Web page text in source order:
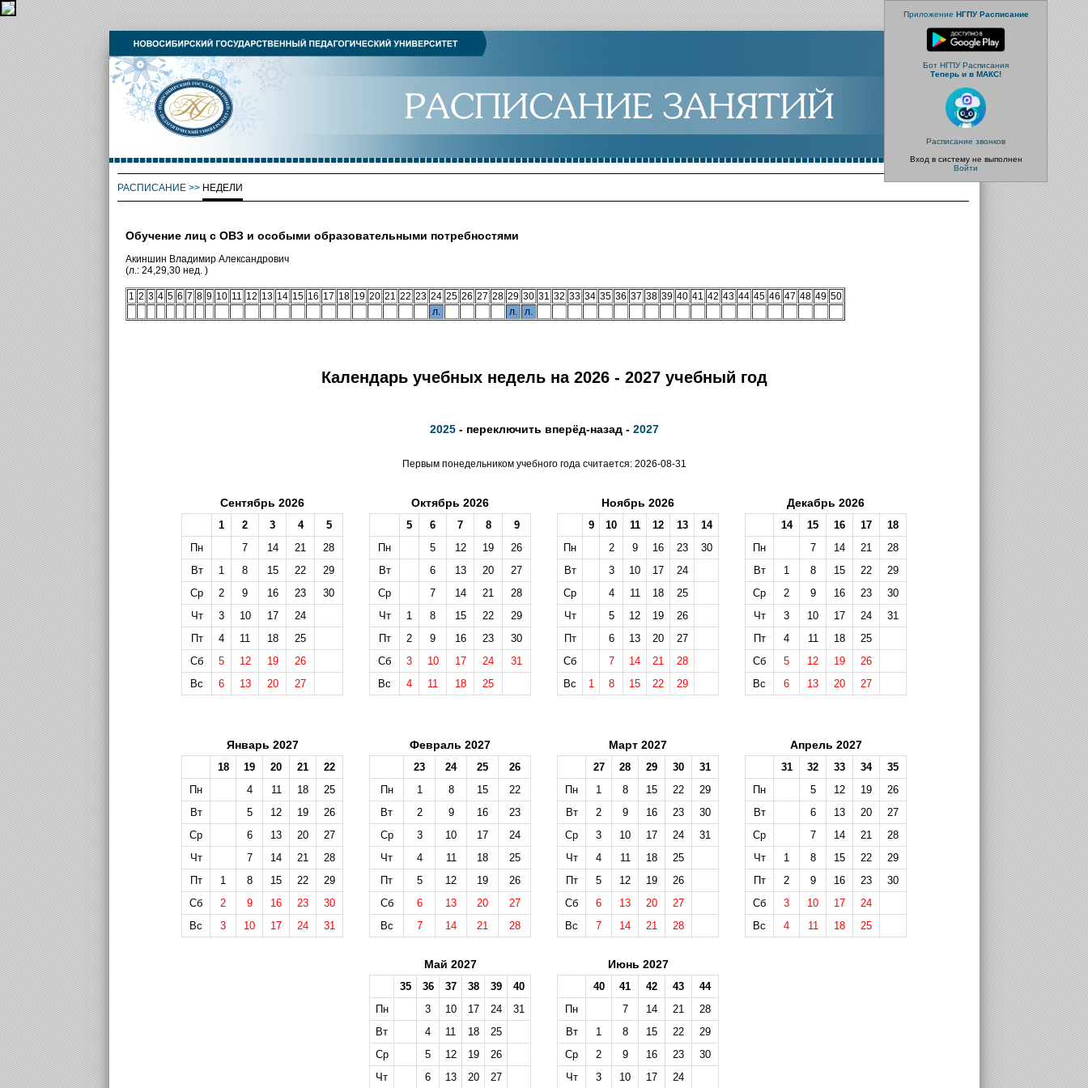
Приложение НГПУ Расписание
Бот НГПУ Расписания
Теперь и в МАКС!
Расписание звонков
Вход в систему не выполнен
Войти
РАСПИСАНИЕ>> НЕДЕЛИ
Обучение лиц с ОВЗ и особыми образовательными потребностями
Акиншин Владимир Александрович
(л.: 24,29,30 нед. )
1 2 3 4 5 6 7 8 9 10 11 12 13 14 15 16 17 18 19 20 21 22 23 24 25 26 27 28 29 30 31 32 33 34 35 36 37 38 39 40 41 42 43 44 45 46 47 48 49 50
л.
л. л.
Календарь учебных недель на 2026 - 2027 учебный год
2025- переключить вперёд-назад - 2027
Первым понедельником учебного года считается: 2026-08-31
Сентябрь 2026
1 2 3 4
5
Пн
7 14 21
28
Вт
1 8 15 22
29
Ср
2 9 16 23
30
Чт
3 10 17
24
Пт
4 11 18
25
Сб
5 12 19
26
Вс
6 13 20 27
Октябрь 2026
5 6 7 8
9
Пн
5 12 19
26
Вт
6 13 20
27
Ср
7 14 21
28
Чт
1 8 15 22
29
Пт
2 9 16 23
30
Сб
3 10 17 24
31
Вс
4 11 18 25
Ноябрь 2026
9 10 11 12 13
14
Пн
2 9 16 23
30
Вт
3 10 17
24
Ср
4 11 18
25
Чт
5 12 19
26
Пт
6 13 20
27
Сб
7 14 21
28
Вс
1 8 15 22 29
Декабрь 2026
14 15 16 17
18
Пн
7 14 21
28
Вт
1 8 15 22
29
Ср
2 9 16 23
30
Чт
3 10 17 24
31
Пт
4 11 18
25
Сб
5 12 19
26
Вс
6 13 20 27
Январь 2027
18 19 20 21
22
Пн
4 11 18
25
Вт
5 12 19
26
Ср
6 13 20
27
Чт
7 14 21
28
Пт
1 8 15 22
29
Сб
2 9 16 23
30
Вс
3 10 17 24 31
Февраль 2027
23 24 25
26
Пн
1 8 15
22
Вт
2 9 16
23
Ср
3 10 17
24
Чт
4 11 18
25
Пт
5 12 19
26
Сб
6 13 20
27
Вс
7 14 21 28
Март 2027
27 28 29 30
31
Пн
1 8 15 22
29
Вт
2 9 16 23
30
Ср
3 10 17 24
31
Чт
4 11 18
25
Пт
5 12 19
26
Сб
6 13 20
27
Вс
7 14 21 28
Апрель 2027
31 32 33 34
35
Пн
5 12 19
26
Вт
6 13 20
27
Ср
7 14 21
28
Чт
1 8 15 22
29
Пт
2 9 16 23
30
Сб
3 10 17
24
Вс
4 11 18 25
Май 2027
35 36 37 38 39
40
Пн
3 10 17 24
31
Вт
4 11 18
25
Ср
5 12 19
26
Чт
6 13 20 27
Июнь 2027
40 41 42 43
44
Пн
7 14 21
28
Вт
1 8 15 22
29
Ср
2 9 16 23
30
Чт
3 10 17 24